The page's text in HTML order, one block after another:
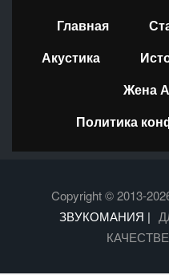
Главная
Акустика
Жена
Политика
Copyright © 2013-
ЗВУКОМАНИЯ |